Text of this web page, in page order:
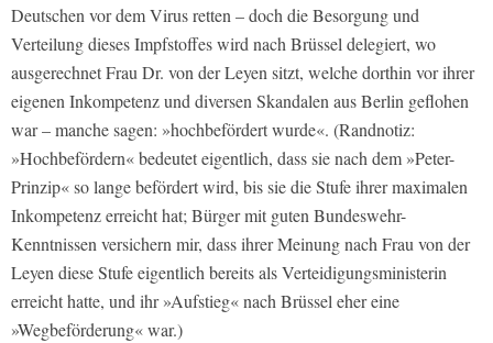
Deutschen vor dem Virus retten – doch die Besorgung und
Verteilung dieses Impfstoffes wird nach Brüssel delegiert, wo
ausgerechnet Frau Dr. von der Leyen sitzt, welche dorthin vor ihrer
eigenen Inkompetenz und diversen Skandalen aus Berlin geflohen
war – manche sagen: »hochbefördert wurde«. (Randnotiz:
»Hochbefördern« bedeutet eigentlich, dass sie nach dem »Peter-
Prinzip« so lange befördert wird, bis sie die Stufe ihrer maximalen
Inkompetenz erreicht hat; Bürger mit guten Bundeswehr-
Kenntnissen versichern mir, dass ihrer Meinung nach Frau von der
Leyen diese Stufe eigentlich bereits als Verteidigungsministerin
erreicht hatte, und ihr »Aufstieg« nach Brüssel eher eine
»Wegbeförderung« war.)